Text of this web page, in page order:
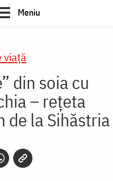
Meniu
viaţă
din soia cu
– rețeta
de la Sihăstria